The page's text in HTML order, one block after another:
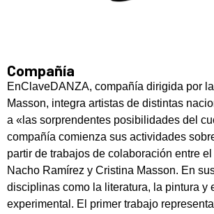
Compañía
EnClaveDANZA, compañía dirigida por
Masson, integra artistas de distintas
a «las sorprendentes posibilidades del
compañía comienza sus actividades
partir de trabajos de colaboración entre
Nacho Ramírez y Cristina Masson. En
disciplinas como la literatura, la pintura y
experimental. El primer trabajo